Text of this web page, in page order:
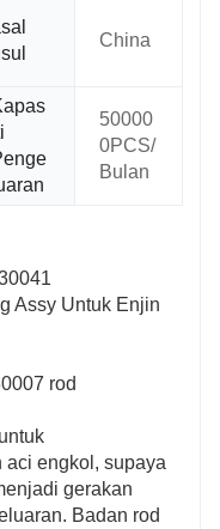
China
50000
0PCS/
Bulan
Assy Untuk Enjin
aci engkol, supaya
gerakan
Badan rod